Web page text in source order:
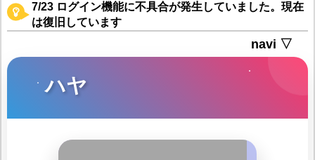
7/23 ログイン機能に不具合が発生していました。現在
は復旧しています
navi ▽
ハヤ